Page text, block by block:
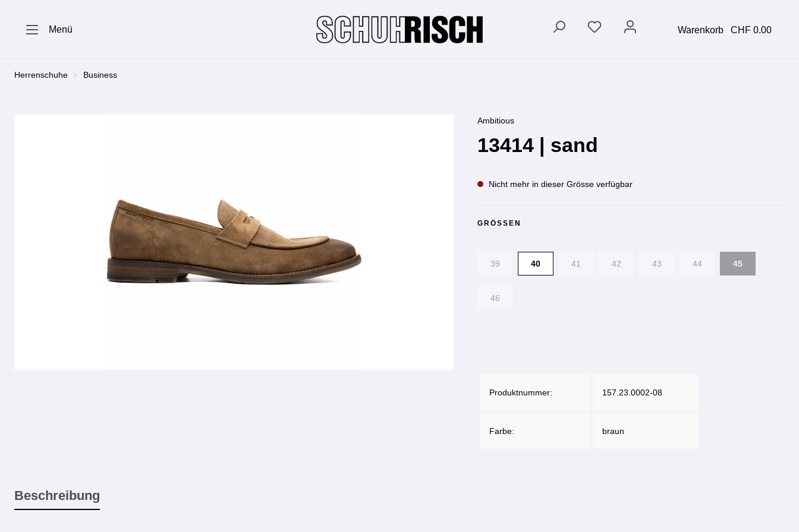
Menü Warenkorb CHF 0.00
Herrenschuhe Business
Ambitious
13414 | sand
Nicht mehr in dieser Grösse verfügbar
GRÖSSEN
39 40 41 42 43 44 45
46
Produktnummer: 157.23.0002-08
Farbe: braun
Beschreibung